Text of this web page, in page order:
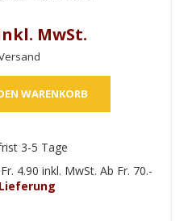
MwSt.
3-5 Tage
4.90 inkl. MwSt. Ab Fr. 70.-